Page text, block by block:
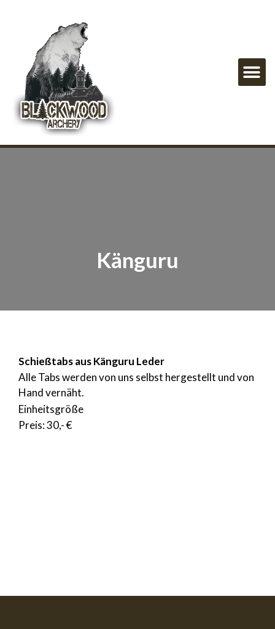
Känguru
Schießtabs aus Känguru Leder
Alle Tabs werden von uns selbst hergestellt und von
Hand vernäht.
Einheitsgröße
Preis: 30,- €